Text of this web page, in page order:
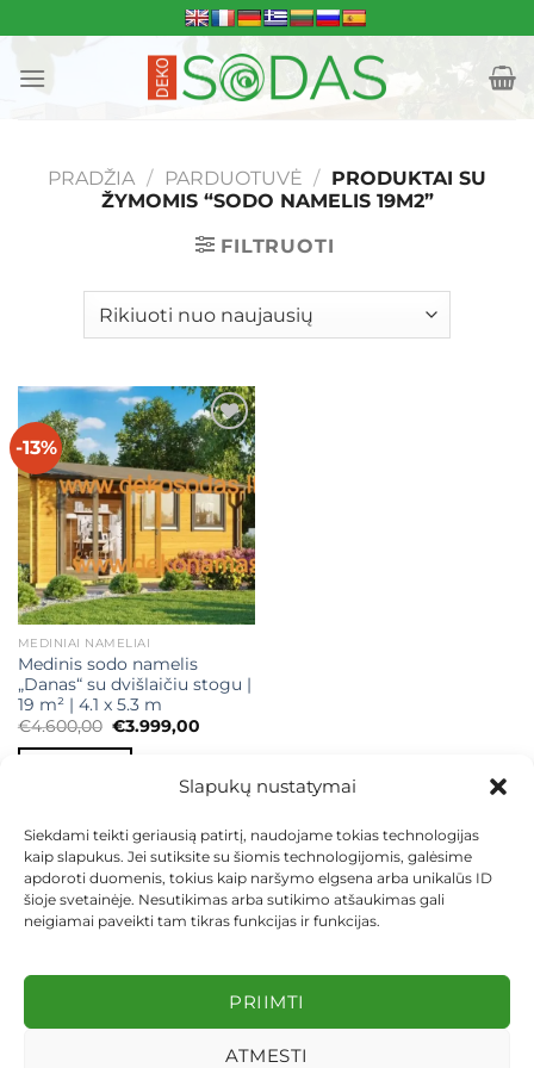
Slapukų nustatymai
Siekdami teikti geriausią patirtį, naudojame tokias technologijas
kaip slapukus. Jei sutiksite su šiomis technologijomis, galėsime
apdoroti duomenis, tokius kaip naršymo elgsena arba unikalūs ID
šioje svetainėje. Nesutikimas arba sutikimo atšaukimas gali
neigiamai paveikti tam tikras funkcijas ir funkcijas.
PRIIMTI
ATMESTI
to
content
PRADŽIA / PARDUOTUVĖ / PRODUKTAI SU
ŽYMOMIS “SODO NAMELIS 19M2”
FILTRUOTI
-13% Mėgstamiausias
MEDINIAI NAMELIAI
Medinis sodo namelis
„Danas“ su dvišlaičiu stogu |
19 m² | 4.1 x 5.3 m
€4.600,00 Original
was:
€3.999,00Current
KEITIMAS IR GRĄŽINIMAS
PRIVATUMO POLITIKA
Visos teisės saugomos 2026 ©dekosodas.lt